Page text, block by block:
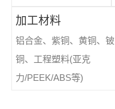
加工材料
铝合金、紫铜、黄铜、铍
铜、工程塑料(亚克
力/PEEK/ABS等)